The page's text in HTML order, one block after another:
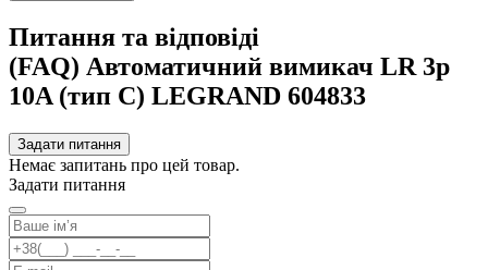
Питання та відповіді
(FAQ) Автоматичний вимикач LR 3р
10A (тип С) LEGRAND 604833
Задати питання
Немає запитань про цей товар.
Задати питання